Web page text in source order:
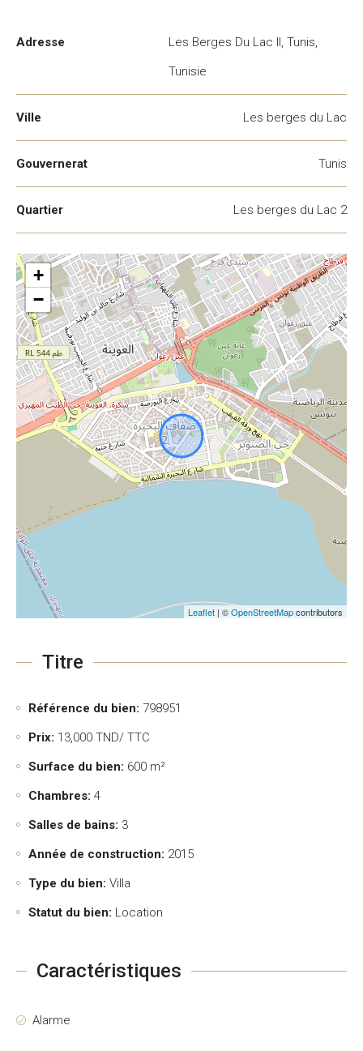
Adresse
Les Berges Du Lac II, Tunis,
Tunisie
Ville Les berges du Lac
Gouvernerat Tunis
Quartier Les berges du Lac 2
+
−
Leaflet | ©OpenStreetMapcontributors
Titre
Référence du bien: 798951
Prix: 13,000 TND/ TTC
Surface du bien: 600 m²
Chambres: 4
Salles de bains: 3
Année de construction: 2015
Type du bien: Villa
Statut du bien: Location
Caractéristiques
Alarme